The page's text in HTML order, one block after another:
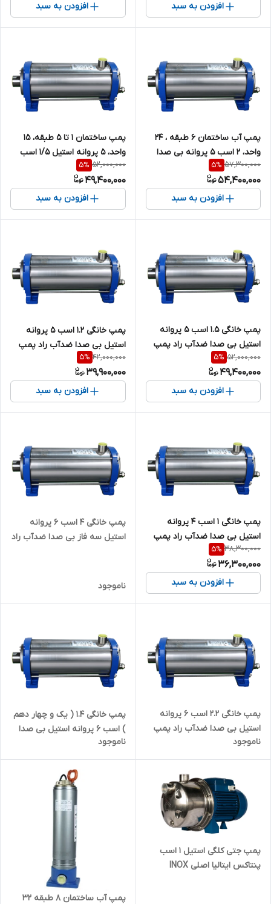
افزودن به سبد افزودن به سبد
پمپ آب ساختمان ۶ طبقه ، ۲۴
واحد، ۲ اسب ۵ پروانه بی صدا
سایلنت ( با ورودی و خروجی
تقویت شده )
57,300,000
5%
54,400,000
افزودن به سبد
پمپ ساختمان ۱ تا ۵ طبقه، ۱۵
واحد، ۵ پروانه استیل ۱/۵ اسب
بی صدا ضدآب راد پمپ مدل
5SS05 | سایلنت
52,000,000
5%
49,400,000
افزودن به سبد
پمپ خانگی ۱.۵ اسب ۵ پروانه
استیل بی صدا ضدآب راد پمپ
خروجی تقویت شده )
52,000,000
5%
49,400,000
افزودن به سبد
پمپ خانگی ۱.۲ اسب ۵ پروانه
استیل بی صدا ضدآب راد پمپ
3SS05 | سایلنت ( با ورودی و
خروجی تقویت شده )
42,000,000
5%
39,900,000
افزودن به سبد
پمپ خانگی ۱ اسب ۴ پروانه
استیل بی صدا ضدآب راد پمپ
5SS04 | سایلنت ( با ورودی و
خروجی تقویت شده )
38,300,000
5%
36,300,000
افزودن به سبد
پمپ خانگی ۴ اسب ۶ پروانه
استیل سه فاز بی صدا ضدآب راد
ناموجود
پمپ خانگی ۲.۲ اسب ۶ پروانه
استیل بی صدا ضدآب راد پمپ
5SS06 | پمپ دو و دو دهم اسب
سایلنت
ناموجود
پمپ خانگی ۱.۴ ( یک و چهار دهم
) اسب ۶ پروانه استیل بی صدا
ضدآب راد پمپ 3SS06 | سایلنت
ناموجود
پمپ جتی کلگی استیل ۱ اسب
پنتاکس ایتالیا اصلی INOX
پمپ آب ساختمان ۸ طبقه ۳۲